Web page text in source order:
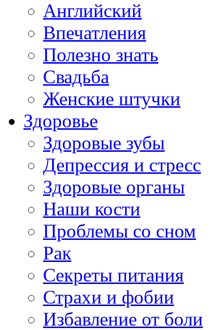
Английский
Впечатления
Полезно знать
Свадьба
Женские штучки
Здоровье
Здоровые зубы
Депрессия и стресс
Здоровые органы
Наши кости
Проблемы со сном
Рак
Секреты питания
Страхи и фобии
Избавление от боли